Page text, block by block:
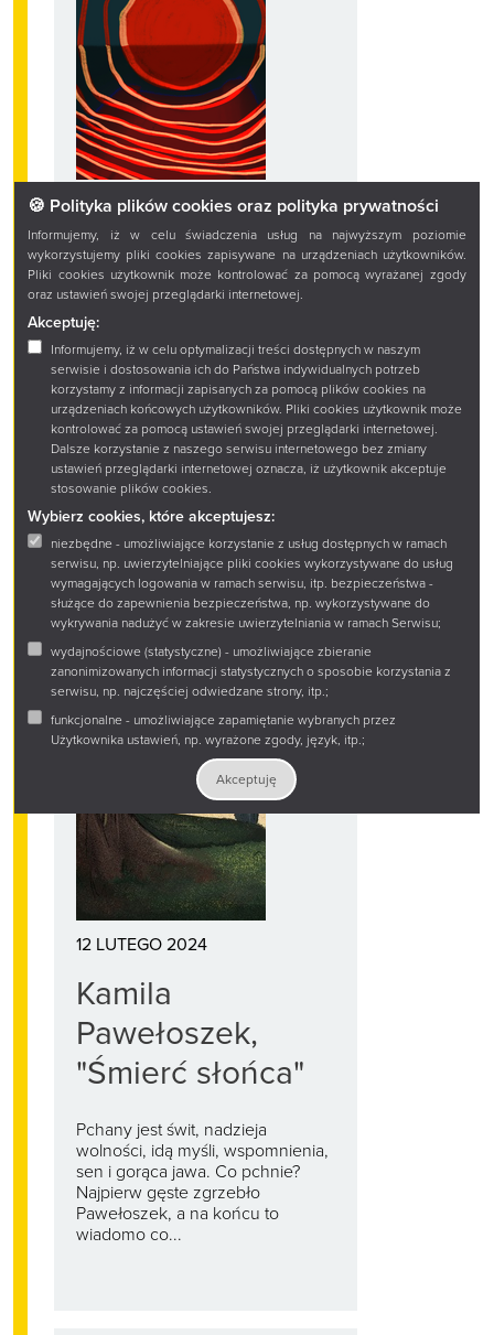
🍪 Polityka plików cookies oraz polityka prywatności
Informujemy, iż w celu świadczenia usług na najwyższym poziomie
wykorzystujemy pliki cookies zapisywane na urządzeniach użytkowników.
Pliki cookies użytkownik może kontrolować za pomocą wyrażanej zgody
oraz ustawień swojej przeglądarki internetowej.
Akceptuję:
Informujemy, iż w celu optymalizacji treści dostępnych w naszym
serwisie i dostosowania ich do Państwa indywidualnych potrzeb
korzystamy z informacji zapisanych za pomocą plików cookies na
urządzeniach końcowych użytkowników. Pliki cookies użytkownik może
kontrolować za pomocą ustawień swojej przeglądarki internetowej.
Dalsze korzystanie z naszego serwisu internetowego bez zmiany
ustawień przeglądarki internetowej oznacza, iż użytkownik akceptuje
stosowanie plików cookies.
Wybierz cookies, które akceptujesz:
niezbędne - umożliwiające korzystanie z usług dostępnych w ramach
serwisu, np. uwierzytelniające pliki cookies wykorzystywane do usług
wymagających logowania w ramach serwisu, itp. bezpieczeństwa -
służące do zapewnienia bezpieczeństwa, np. wykorzystywane do
wykrywania nadużyć w zakresie uwierzytelniania w ramach Serwisu;
wydajnościowe (statystyczne) - umożliwiające zbieranie
zanonimizowanych informacji statystycznych o sposobie korzystania z
serwisu, np. najczęściej odwiedzane strony, itp.;
funkcjonalne - umożliwiające zapamiętanie wybranych przez
Użytkownika ustawień, np. wyrażone zgody, język, itp.;
Akceptuję
14 LUTEGO 2024
Maja Pszczoła, 5
wierszy
Za-żywa-my nadziei, a może
snujemy przypuszczenia, że
spojrzenie ulepione z gliny tamtej
nocy pozwala wpatrywać się w
niego jak w świętego. W nas
czule wpatrują się wiersze Mai
Pszczoły, głaszczą po głowie
szorstką dłonią. Na to wszystko
pozwala czerwony olbrzym. Nie
pożryj nas, jeszcze nie dziś...
12 LUTEGO 2024
Kamila
Pawełoszek,
"Śmierć słońca"
Pchany jest świt, nadzieja
wolności, idą myśli, wspomnienia,
sen i gorąca jawa. Co pchnie?
Najpierw gęste zgrzebło
Pawełoszek, a na końcu to
wiadomo co...